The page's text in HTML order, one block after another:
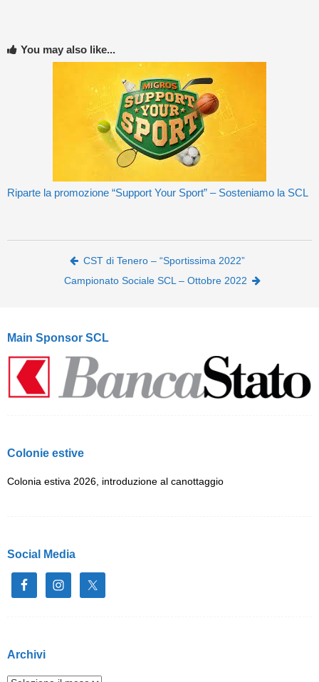
You may also like...
Riparte la promozione “Support Your Sport” – Sosteniamo la SCL
Post navigation
CST di Tenero – “Sportissima 2022”
Campionato Sociale SCL – Ottobre 2022
Main Sponsor SCL
Colonie estive
Colonia estiva 2026, introduzione al canottaggio
Social Media
Archivi